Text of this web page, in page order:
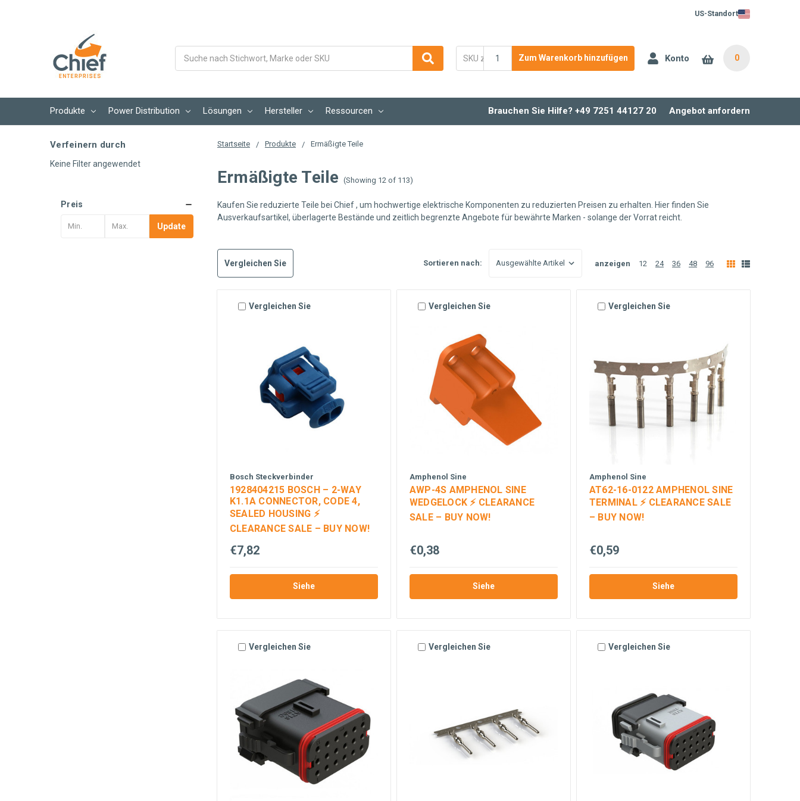
US-Standort
Zum Warenkorb hinzufügen Konto 0
Produkte Power Distribution Lösungen Hersteller Ressourcen Brauchen Sie Hilfe? +49 7251 44127 20 Angebot anfordern
Startseite Produkte Ermäßigte Teile
Ermäßigte Teile (Showing 12 of 113)
Kaufen Sie reduzierte Teile bei Chief , um hochwertige elektrische Komponenten zu reduzierten Preisen zu erhalten. Hier finden Sie
Ausverkaufsartikel, überlagerte Bestände und zeitlich begrenzte Angebote für bewährte Marken - solange der Vorrat reicht.
Verfeinern durch
Keine Filter angewendet
Preis
Update
Vergleichen Sie Sortieren nach: anzeigen 12 24 36 48 96
Vergleichen Sie
Bosch Steckverbinder
1928404215 BOSCH – 2-WAY
K1.1A CONNECTOR, CODE 4,
SEALED HOUSING ⚡
CLEARANCE SALE – BUY NOW!
€7,82
Siehe
Vergleichen Sie
Amphenol Sine
AWP-4S AMPHENOL SINE
WEDGELOCK ⚡ CLEARANCE
SALE – BUY NOW!
€0,38
Siehe
Vergleichen Sie
Amphenol Sine
AT62-16-0122 AMPHENOL SINE
TERMINAL ⚡ CLEARANCE SALE
– BUY NOW!
€0,59
Siehe
Vergleichen Sie Vergleichen Sie Vergleichen Sie